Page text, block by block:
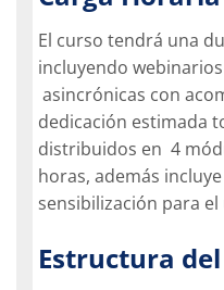
El curso tendrá una
incluyendo
asincrónicas con
dedicación estimada
distribuidos en 4
horas, además
sensibilización para
Estructura